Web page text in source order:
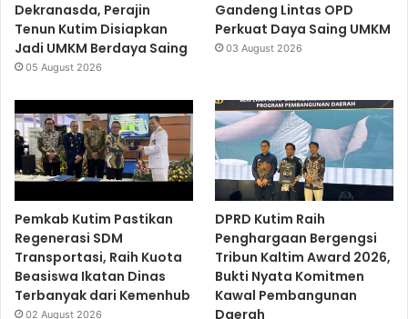
Dekranasda, Perajin
Tenun Kutim Disiapkan
Jadi UMKM Berdaya Saing
05 August 2026
Gandeng Lintas OPD
Perkuat Daya Saing UMKM
03 August 2026
Pemkab Kutim Pastikan
Regenerasi SDM
Transportasi, Raih Kuota
Beasiswa Ikatan Dinas
Terbanyak dari Kemenhub
02 August 2026
DPRD Kutim Raih
Penghargaan Bergengsi
Tribun Kaltim Award 2026,
Bukti Nyata Komitmen
Kawal Pembangunan
Daerah